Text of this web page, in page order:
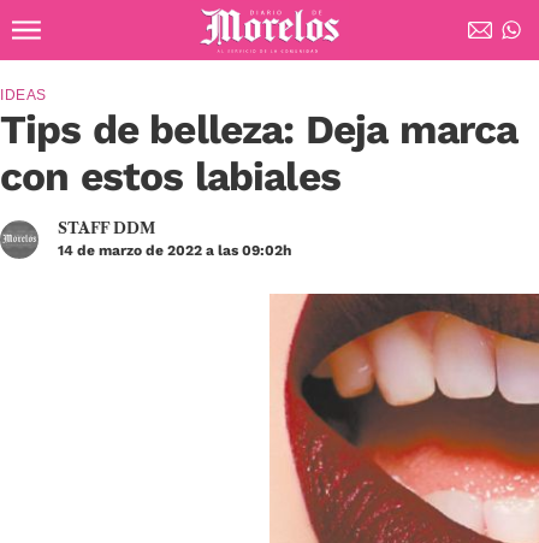
Diario de Morelos
Tips de belleza: Deja marca
con estos labiales
IDEAS
STAFF DDM
14 de marzo de 2022 a las 09:02h